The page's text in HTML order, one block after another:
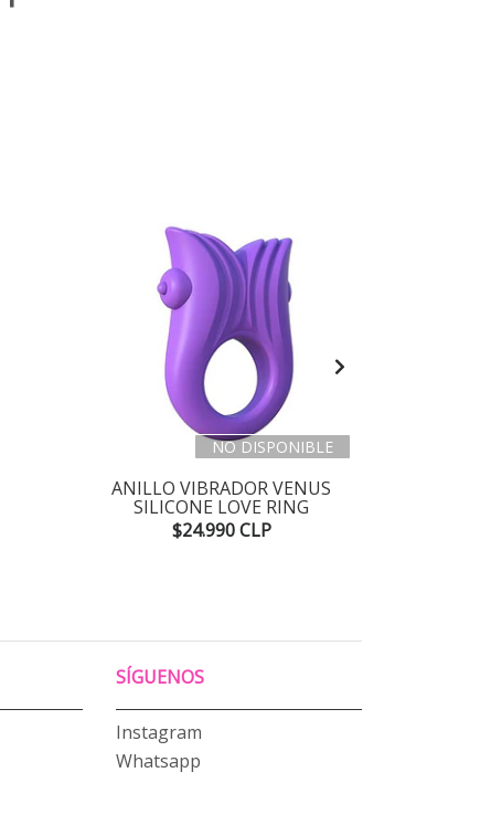
NO DISPONIBLE
ANILLO VIBRADOR VENUS
SILICONE LOVE RING
$24.990 CLP
SÍGUENOS
Instagram
Whatsapp